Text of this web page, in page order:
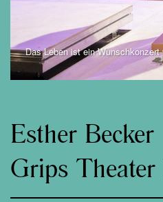
Das Leben ist ein
Esther Becker
Grips Theater